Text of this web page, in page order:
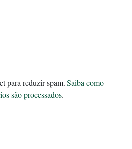
para reduzir spam. Saiba como
são processados.